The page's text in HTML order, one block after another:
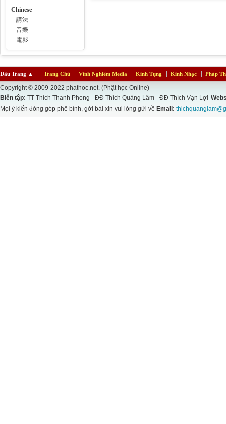
Chinese
講法
音樂
電影
Đầu Trang ▲ Trang Chủ Vĩnh Nghiêm Media Kinh Tụng Kinh Nhạc Pháp
Copyright © 2009-2022 phathoc.net. (Phật học Online)
Biên tập: TT Thích Thanh Phong - ĐĐ Thích Quảng Lâm - ĐĐ Thích Vạn Lợi
Mọi ý kiến đóng góp phê bình, gởi bài xin vui lòng gửi về Email: